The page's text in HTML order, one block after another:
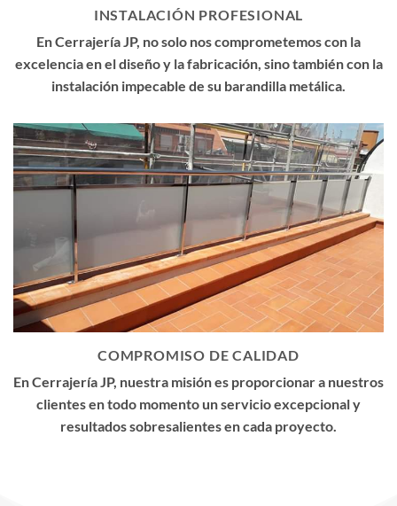
INSTALACIÓN PROFESIONAL
En Cerrajería JP, no solo nos comprometemos con la
excelencia en el diseño y la fabricación, sino también con la
instalación impecable de su barandilla metálica.
COMPROMISO DE CALIDAD
En Cerrajería JP, nuestra misión es proporcionar a nuestros
clientes en todo momento un servicio excepcional y
resultados sobresalientes en cada proyecto.